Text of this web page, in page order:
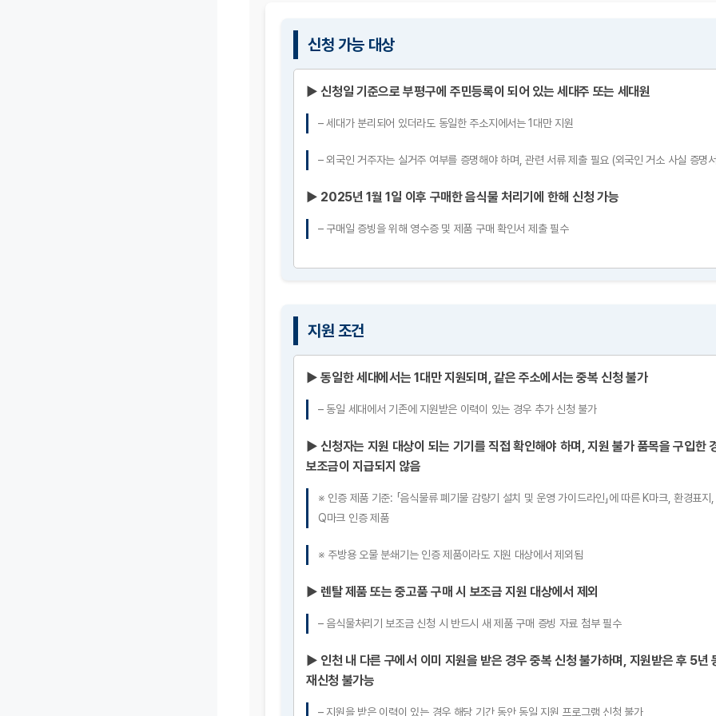
신청 가능 대상
▶ 신청일 기준으로 부평구에 주민등록이 되어 있는 세대주 또는 세대원
– 세대가 분리되어 있더라도 동일한 주소지에서는 1대만 지원
– 외국인 거주자는 실거주 여부를 증명해야 하며, 관련 서류 제출 필요 (외국인 거소 사실 증명
▶ 2025년 1월 1일 이후 구매한 음식물 처리기에 한해 신청 가능
– 구매일 증빙을 위해 영수증 및 제품 구매 확인서 제출 필수
지원 조건
▶ 동일한 세대에서는 1대만 지원되며, 같은 주소에서는 중복 신청 불가
– 동일 세대에서 기존에 지원받은 이력이 있는 경우 추가 신청 불가
▶ 신청자는 지원 대상이 되는 기기를 직접 확인해야 하며, 지원 불가 품목을 구입한
보조금이 지급되지 않음
※ 인증 제품 기준: 「음식물류 폐기물 감량기 설치 및 운영 가이드라인」에 따른 K마크, 환경표지
Q마크 인증 제품
※ 주방용 오물 분쇄기는 인증 제품이라도 지원 대상에서 제외됨
▶ 렌탈 제품 또는 중고품 구매 시 보조금 지원 대상에서 제외
– 음식물처리기 보조금 신청 시 반드시 새 제품 구매 증빙 자료 첨부 필수
▶ 인천 내 다른 구에서 이미 지원을 받은 경우 중복 신청 불가하며, 지원받은 후 5년
재신청 불가능
– 지원을 받은 이력이 있는 경우 해당 기간 동안 동일 지원 프로그램 신청 불가